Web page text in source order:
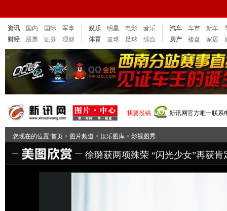
资讯 国内 国际
军事
财经
股票 证券 理财
娱乐 明星 电影
音乐
体育
篮球 足球 综合
汽车 车市 新车
房产
楼盘 家居
我要投稿 新讯网官方唯一联系
您现在的位置:首页 > 图片频道 > 娱乐图库 > 影视图秀
徐璐获两项殊荣 “闪光少女”再获肯